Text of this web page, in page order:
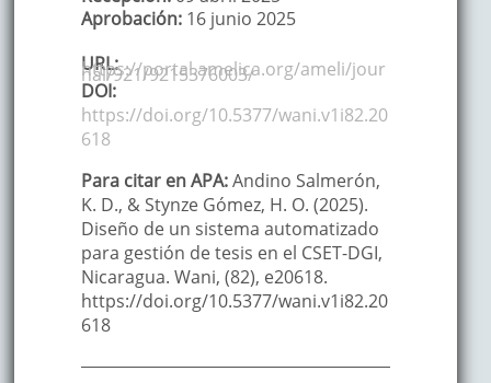
Aprobación: 16 junio 2025
URL:
https://portal.amelica.org/ameli/jour
nal/921/9215376003/
DOI:
https://doi.org/10.5377/wani.v1i82.20
618
Para citar en APA:Andino Salmerón,
K. D., & Stynze Gómez, H. O. (2025).
Diseño de un sistema automatizado
para gestión de tesis en el CSET-DGI,
Nicaragua. Wani, (82), e20618.
https://doi.org/10.5377/wani.v1i82.20
618